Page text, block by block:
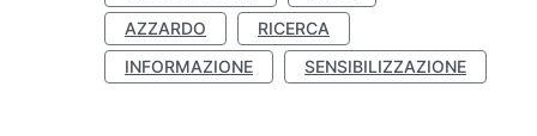
AZZARDO
RICERCA
INFORMAZIONE
SENSIBILIZZAZIONE